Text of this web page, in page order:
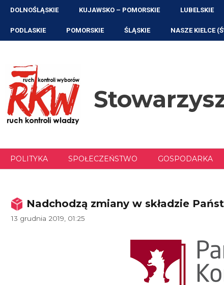
Przejdź
treści
DOLNOŚLĄSKIE KUJAWSKO – POMORSKIE LUBELSKIE
PODLASKIE POMORSKIE ŚLĄSKIE NASZE KIELCE
POLITYKA SPOŁECZEŃSTWO GOSPODARKA
Nadchodzą zmiany w składzie
13 grudnia 2019, 01:25